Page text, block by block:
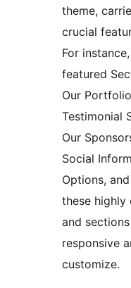
theme,
crucial
For
featured
Our
Testimonial
Our
Social
Options,
these highly
and
responsive
customize.